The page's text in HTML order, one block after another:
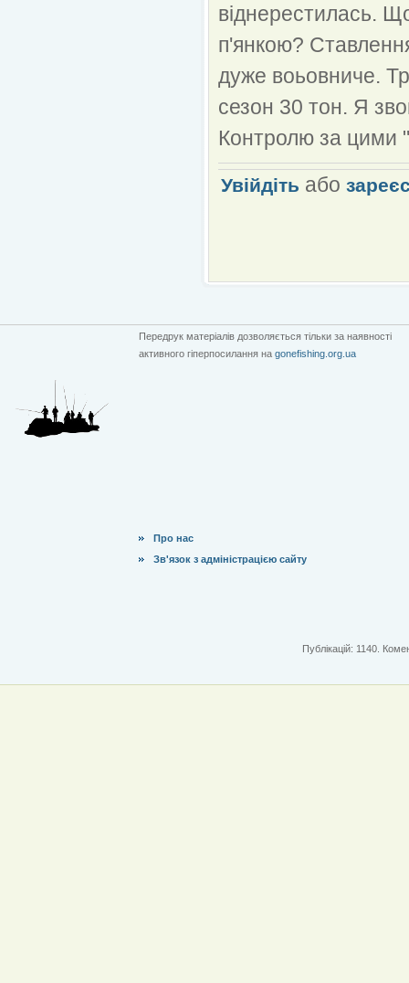
віднерестилась.
п'янкою?
дуже воьовниче.
сезон 30 тон. Я
Контролю за цими
Увійдіть або
Передрук матеріалів дозволяється тільки за наявності
активного гіперпосилання на gonefishing.org.ua
Про нас
Зв'язок з адміністрацією сайту
Публікацій: 1140.